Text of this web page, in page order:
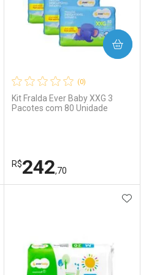
Comprar sem Desconto
Por R$ 7,19/cada
Por R$ 7,19/cada
(0)
Kit Fralda Ever Baby XXG 3
Pacotes com 80 Unidade
R$242,70
COMPRAR
AOS FAVORITOS